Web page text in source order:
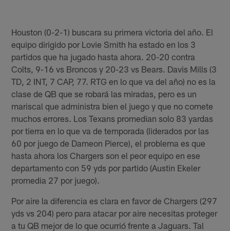
Houston (0-2-1) buscara su primera victoria del año. El
equipo dirigido por Lovie Smith ha estado en los 3
partidos que ha jugado hasta ahora. 20-20 contra
Colts, 9-16 vs Broncos y 20-23 vs Bears. Davis Mills (3
TD, 2 INT, 7 CAP, 77. RTG en lo que va del año) no es la
clase de QB que se robará las miradas, pero es un
mariscal que administra bien el juego y que no comete
muchos errores. Los Texans promedian solo 83 yardas
por tierra en lo que va de temporada (liderados por las
60 por juego de Dameon Pierce), el problema es que
hasta ahora los Chargers son el peor equipo en ese
departamento con 59 yds por partido (Austin Ekeler
promedia 27 por juego).
Por aire la diferencia es clara en favor de Chargers (297
yds vs 204) pero para atacar por aire necesitas proteger
a tu QB mejor de lo que ocurrió frente a Jaguars. Tal